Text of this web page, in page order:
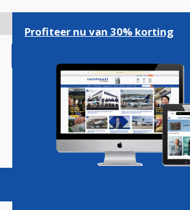
gaan
Magazine Podcasts
Profiteer nu van 30% korting